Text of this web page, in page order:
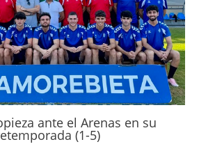
ante el Arenas en su
(1-5)